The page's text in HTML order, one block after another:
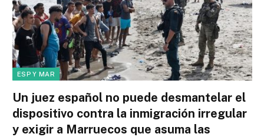
ESP Y MAR
Un juez español no puede desmantelar el
dispositivo contra la inmigración irregular
y exigir a Marruecos que asuma las